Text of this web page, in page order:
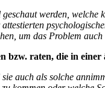
werden, welche
um das Problem auch
bzw. raten, die in
auch als solche